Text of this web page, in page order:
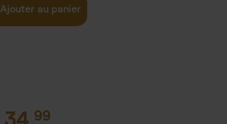
Ajouter au panier
99